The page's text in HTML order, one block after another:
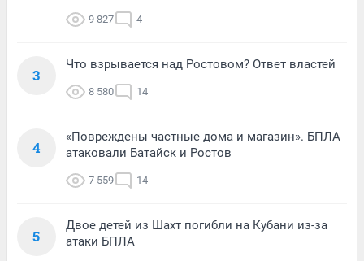
9 827 4
3
Что взрывается над Ростовом? Ответ властей
8 580 14
4
«Повреждены частные дома и магазин». БПЛА
атаковали Батайск и Ростов
7 559 14
5
Двое детей из Шахт погибли на Кубани из-за
атаки БПЛА